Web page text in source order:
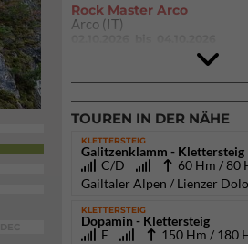
Rock Master Arco
Arco (IT)
9. Eiskletter Festival Osttirol
08.01.2027bis 10.01.2027
TOUREN IN DER NÄHE
KLETTERSTEIG
Galitzenklamm - Klettersteig
C/D
60 Hm / 80
Gailtaler Alpen / Lienzer
KLETTERSTEIG
Dopamin - Klettersteig
E
150 Hm / 180